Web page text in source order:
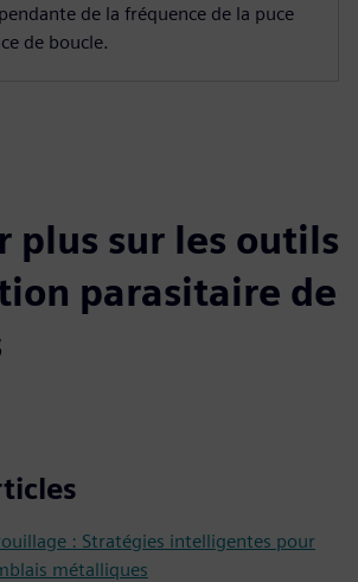
de la fréquence de la puce
de boucle.
plus sur les outils
parasitaire de
: Stratégies intelligentes pour
métalliques